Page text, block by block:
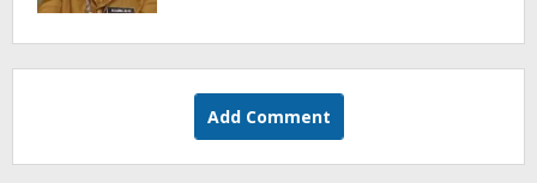
Add Comment